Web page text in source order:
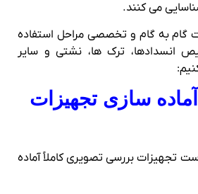
می‌ کنند.
گام‌ به‌ گام و تخصصی مراحل استفاده
انسدادها، ترک‌ ها، نشتی و سایر
سازی تجهیزات
تجهیزات بررسی تصویری کاملاً آماده